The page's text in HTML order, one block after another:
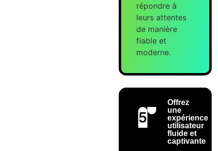
répondre à
leurs attentes
de manière
fiable et
moderne.
5
Offrez
une
expérience
utilisateur
fluide et
captivante